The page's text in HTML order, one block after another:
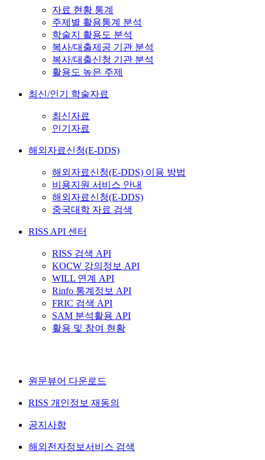
자료 현황 통계
주제별 활용통계 분석
학술지 활용도 분석
복사/대출제공 기관 분석
복사/대출신청 기관 분석
활용도 높은 주제
최신/인기 학술자료
최신자료
인기자료
해외자료신청(E-DDS)
해외자료신청(E-DDS) 이용 방법
비용지원 서비스 안내
해외자료신청(E-DDS)
중국대학 자료 검색
RISS API 센터
RISS 검색 API
KOCW 강의정보 API
WILL 연계 API
Rinfo 통계정보 API
FRIC 검색 API
SAM 분석활용 API
활용 및 참여 현황
원문뷰어 다운로드
RISS 개인정보 재동의
공지사항
해외전자정보서비스 검색